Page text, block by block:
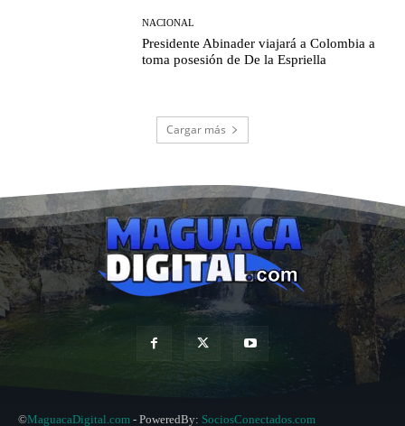
NACIONAL
Presidente Abinader viajará a Colombia a
toma posesión de De la Espriella
Cargar más
©MaguacaDigital.com - PoweredBy: SociosConectados.com